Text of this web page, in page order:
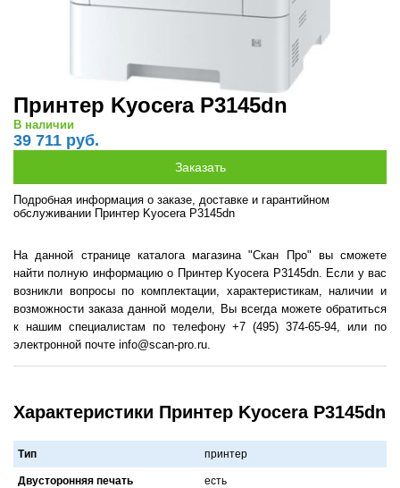
Принтер Kyocera P3145dn
В наличии
39 711 руб.
Подробная информация о заказе, доставке и гарантийном
обслуживании Принтер Kyocera P3145dn
На данной странице каталога магазина "Скан Про" вы сможете
найти полную информацию о Принтер Kyocera P3145dn. Если у вас
возникли вопросы по комплектации, характеристикам, наличии и
возможности заказа данной модели, Вы всегда можете обратиться
к нашим специалистам по телефону +7 (495) 374-65-94, или по
электронной почте info@scan-pro.ru.
Характеристики Принтер Kyocera P3145dn
Тип принтер
Двусторонняя печать есть